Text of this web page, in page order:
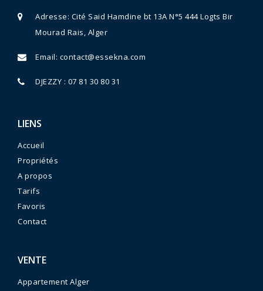
Adresse: Cité Said Hamdine bt 13A N°5 444 Logts Bir
Mourad Rais, Alger
Email: contact@essekna.com
DJEZZY : 07 81 30 80 31
LIENS
Accueil
Propriétés
A propos
Tarifs
Favoris
Contact
VENTE
Appartement Alger